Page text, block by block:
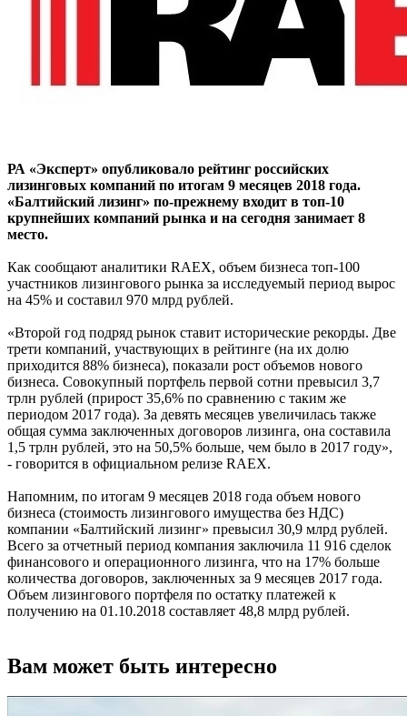
РА «Эксперт» опубликовало рейтинг российских
лизинговых компаний по итогам 9 месяцев 2018 года.
«Балтийский лизинг» по-прежнему входит в топ-10
крупнейших компаний рынка и на сегодня занимает 8
место.
Как сообщают аналитики RAEX, объем бизнеса топ-100
участников лизингового рынка за исследуемый период вырос
на 45% и составил 970 млрд рублей.
«Второй год подряд рынок ставит исторические рекорды. Две
трети компаний, участвующих в рейтинге (на их долю
приходится 88% бизнеса), показали рост объемов нового
бизнеса. Совокупный портфель первой сотни превысил 3,7
трлн рублей (прирост 35,6% по сравнению с таким же
периодом 2017 года). За девять месяцев увеличилась также
общая сумма заключенных договоров лизинга, она составила
1,5 трлн рублей, это на 50,5% больше, чем было в 2017 году»,
- говорится в официальном релизе RAEX.
Напомним, по итогам 9 месяцев 2018 года объем нового
бизнеса (стоимость лизингового имущества без НДС)
компании «Балтийский лизинг» превысил 30,9 млрд рублей.
Всего за отчетный период компания заключила 11 916 сделок
финансового и операционного лизинга, что на 17% больше
количества договоров, заключенных за 9 месяцев 2017 года.
Объем лизингового портфеля по остатку платежей к
получению на 01.10.2018 составляет 48,8 млрд рублей.
Вам может быть интересно